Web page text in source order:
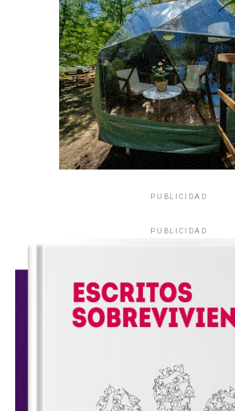
PUBLICIDAD
PUBLICIDAD